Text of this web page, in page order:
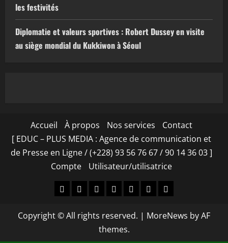
les festivités
Diplomatie et valeurs sportives : Robert Dussey en visite
au siège mondial du Kukkiwon à Séoul
Accueil À propos Nos services
Contact
[ EDUC – PLUS MEDIA : Agence de communication et
de Presse en Ligne / (+228) 93 56 76 67 / 90 14 36 03 ]
Compte
Utilisateur/utilisatrice
Accueil
À
Nos
Contact
[
–
PLUS
CompteUtilisateur/
Copyright © All rights reserved. | MoreNews by AF
themes.